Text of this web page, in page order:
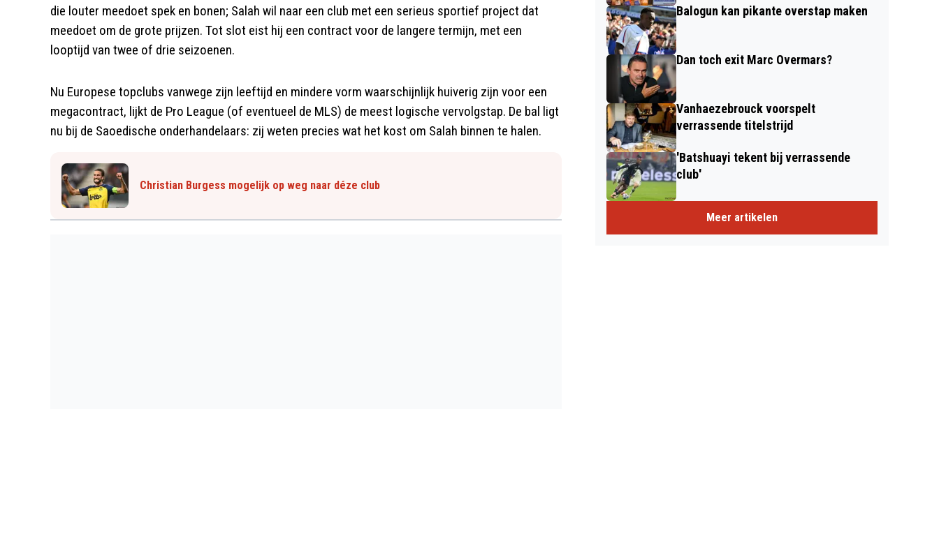
die louter meedoet spek en bonen; Salah wil naar een club met een serieus sportief project dat
meedoet om de grote prijzen. Tot slot eist hij een contract voor de langere termijn, met een
looptijd van twee of drie seizoenen.
Nu Europese topclubs vanwege zijn leeftijd en mindere vorm waarschijnlijk huiverig zijn voor een
megacontract, lijkt de Pro League (of eventueel de MLS) de meest logische vervolgstap. De bal ligt
nu bij de Saoedische onderhandelaars: zij weten precies wat het kost om Salah binnen te halen.
Christian Burgess mogelijk op weg naar déze club
Balogun kan pikante overstap maken
Dan toch exit Marc Overmars?
Vanhaezebrouck voorspelt
verrassende titelstrijd
'Batshuayi tekent bij verrassende
club'
Meer artikelen